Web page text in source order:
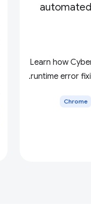
Learn how
runtime error
Chrome